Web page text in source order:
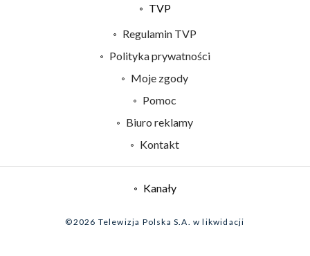
TVP
Centrum informacji TVP
Naziemna Telewizja Cyfrowa
System NOS
Biuro Reklamy
Regulamin TVP
Polityka prywatności
Moje zgody
Pomoc
Biuro reklamy
Kontakt
Kanały
©2026 Telewizja Polska S.A. w likwidacji